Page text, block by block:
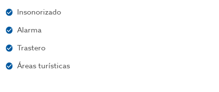
Insonorizado
Alarma
Trastero
Áreas turísticas